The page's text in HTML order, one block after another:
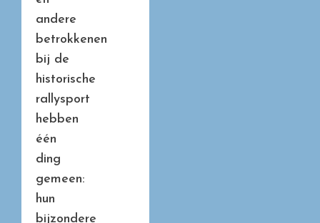
andere
betrokkenen
bij de
historische
rallysport
hebben
één
ding
gemeen:
hun
bijzondere